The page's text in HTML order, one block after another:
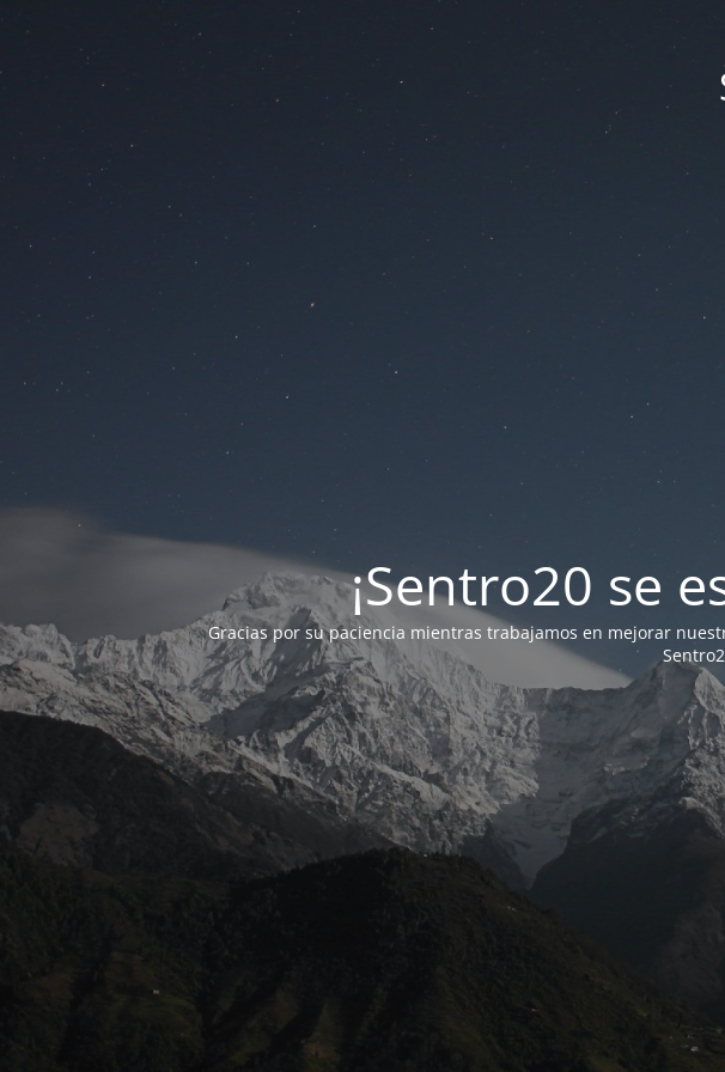
¡Sentro20 se
Gracias por su paciencia mientras trabajamos en mejorar